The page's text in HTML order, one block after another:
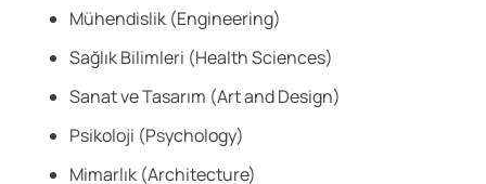
Mühendislik (Engineering)
Sağlık Bilimleri (Health Sciences)
Sanat ve Tasarım (Art and Design)
Psikoloji (Psychology)
Mimarlık (Architecture)